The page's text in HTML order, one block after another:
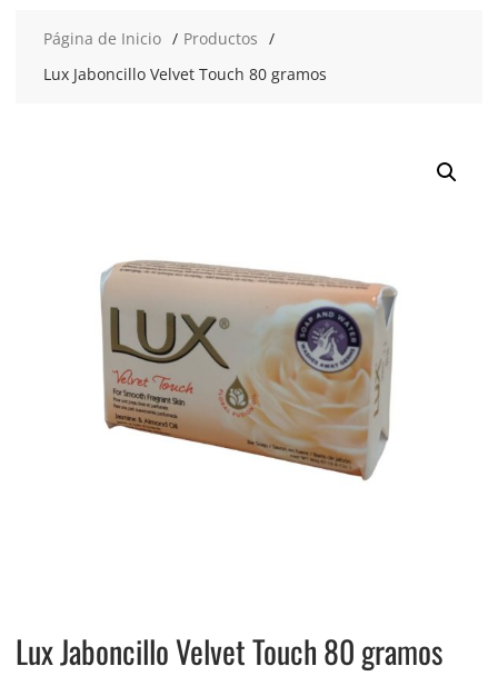
Página de Inicio
Productos
Lux Jaboncillo Velvet Touch 80 gramos
Lux Jaboncillo Velvet Touch 80 gramos